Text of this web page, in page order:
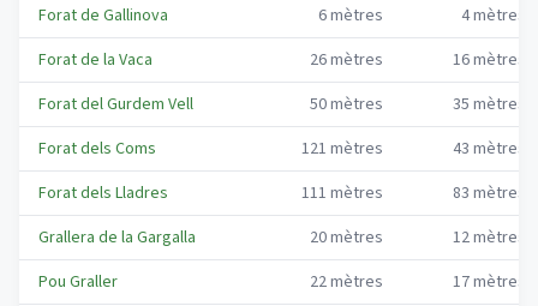
Forat de Gallinova
6mètres 4mètres
Forat de la Vaca
26mètres 16mètres
Forat del Gurdem Vell
50mètres 35 mètres
Forat dels Coms
121 mètres 43 mètres
Forat dels Lladres
111 mètres 83 mètres
Grallera de la Gargalla
20mètres 12mètres
Pou Graller
22mètres 17mètres